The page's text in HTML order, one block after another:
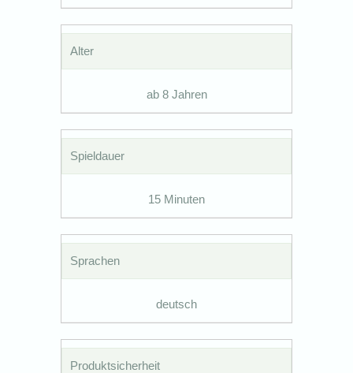
Alter
ab 8 Jahren
Spieldauer
15 Minuten
Sprachen
deutsch
Produktsicherheit